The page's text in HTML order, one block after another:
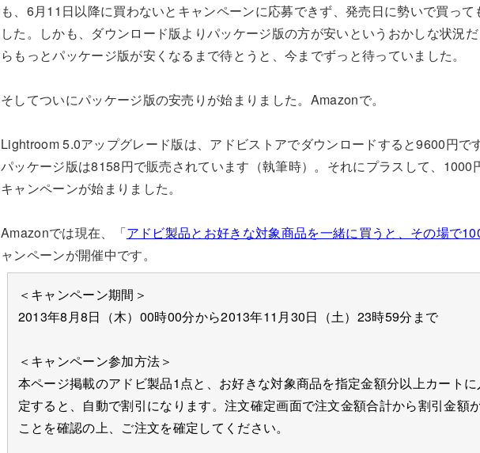
も、6月11日以降に買わないとキャンペーンに応募できず、発売日に勢いで買って
した。しかも、ダウンロード版よりパッケージ版の方が安いというおかしな状況
らもっとパッケージ版が安くなるまで待とうと、今までずっと待っていました。
そしてついにパッケージ版の安売りが始まりました。Amazonで。
Lightroom 5.0アップグレード版は、アドビストアでダウンロードすると9600円で
パッケージ版は8158円で販売されています（執筆時）。それにプラスして、1000
キャンペーンが始まりました。
Amazonでは現在、「アドビ製品とお好きな対象商品を一緒に買うと、その場で
ャンペーンが開催中です。
＜キャンペーン期間＞
2013年8月8日（木）00時00分から2013年11月30日（土）23時59分まで
＜キャンペーン参加方法＞
本ページ掲載のアドビ製品1点と、お好きな対象商品を指定金額分以上カート
定すると、自動で割引になります。注文確定画面で注文金額合計から割引金額
ことを確認の上、ご注文を確定してください。